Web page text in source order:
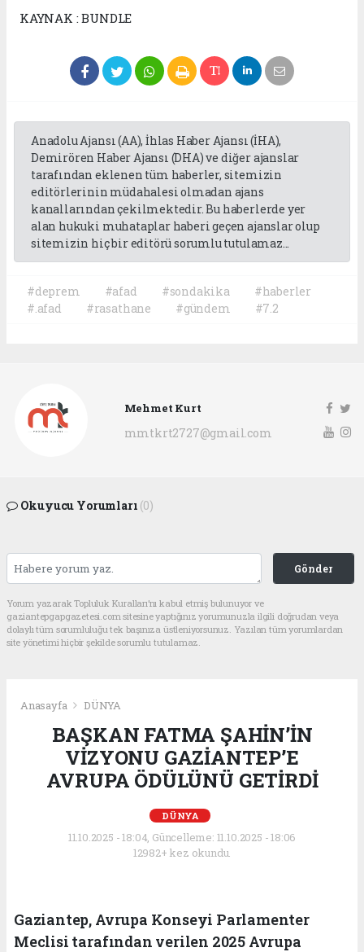
KAYNAK : BUNDLE
Anadolu Ajansı (AA), İhlas Haber Ajansı (İHA),
Demirören Haber Ajansı (DHA) ve diğer ajanslar
tarafından eklenen tüm haberler, sitemizin
editörlerinin müdahalesi olmadan ajans
kanallarından çekilmektedir. Bu haberlerde yer
alan hukuki muhataplar haberi geçen ajanslar olup
sitemizin hiç bir editörü sorumlu tutulamaz...
#deprem #afad #sondakika
#haberler
#.afad
#rasathane #gündem #7.2
Mehmet Kurt
mmtkrt2727@gmail.com
Okuyucu Yorumları (0)
Gönder
Yorum yazarak Topluluk Kuralları’nı kabul etmiş bulunuyor ve
gaziantepgapgazetesi.com sitesine yaptığınız yorumunuzla ilgili doğrudan veya
dolaylı tüm sorumluluğu tek başınıza üstleniyorsunuz. Yazılan tüm yorumlardan
site yönetimi hiçbir şekilde sorumlu tutulamaz.
Anasayfa DÜNYA
BAŞKAN FATMA ŞAHİN’İN
VİZYONU GAZİANTEP’E
AVRUPA ÖDÜLÜNÜ GETİRDİ
DÜNYA
11.10.2025 - 18:04, Güncelleme: 11.10.2025 - 18:06
12982+ kez okundu.
Gaziantep, Avrupa Konseyi Parlamenter
Meclisi tarafından verilen 2025 Avrupa